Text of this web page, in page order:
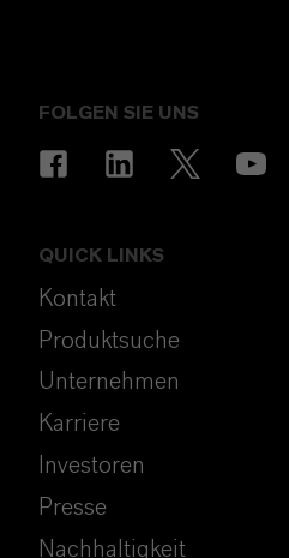
FOLGEN SIE UNS
QUICK LINKS
Kontakt
Produktsuche
Unternehmen
Karriere
Investoren
Presse
Nachhaltigkeit